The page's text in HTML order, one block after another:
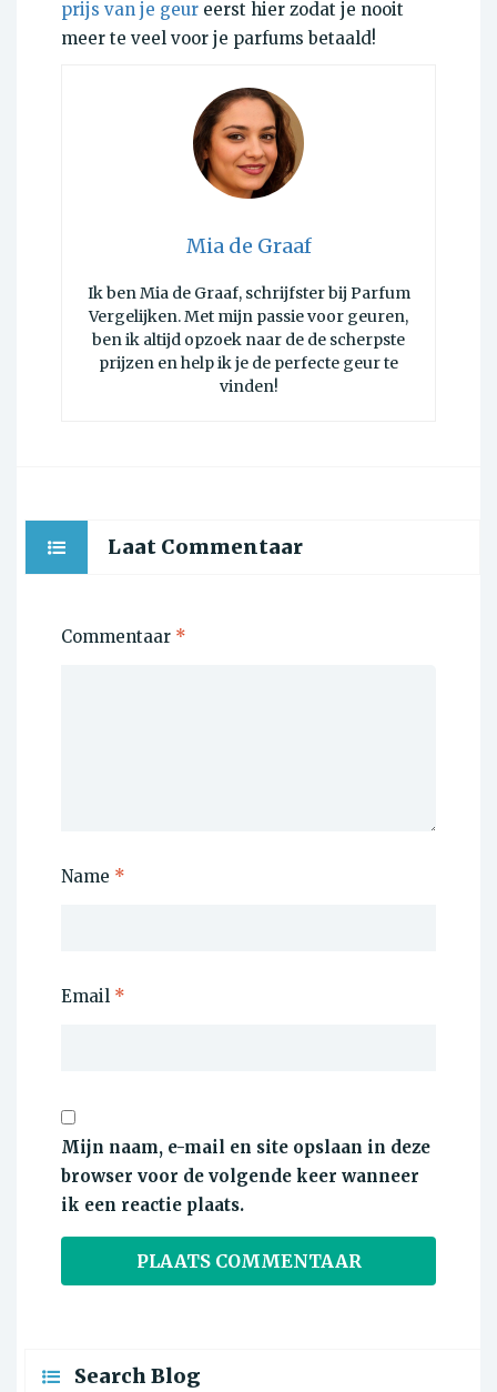
prijs van je geur eerst hier zodat je nooit
meer te veel voor je parfums betaald!
Mia de Graaf
Ik ben Mia de Graaf, schrijfster bij Parfum
Vergelijken. Met mijn passie voor geuren,
ben ik altijd opzoek naar de de scherpste
prijzen en help ik je de perfecte geur te
vinden!
Laat Commentaar
Commentaar *
Name *
Email *
Mijn naam, e-mail en site opslaan in deze
browser voor de volgende keer wanneer
ik een reactie plaats.
Search Blog